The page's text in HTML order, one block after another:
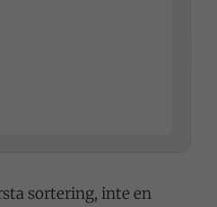
sortering, inte en